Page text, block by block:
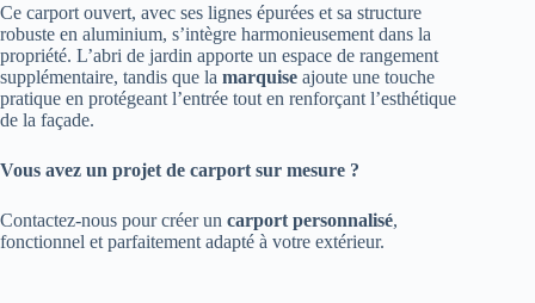
Ce carport ouvert, avec ses lignes épurées et sa structure
robuste en aluminium, s’intègre harmonieusement dans la
propriété. L’abri de jardin apporte un espace de rangement
supplémentaire, tandis que la marquise ajoute une touche
pratique en protégeant l’entrée tout en renforçant l’esthétique
de la façade.
Vous avez un projet de carport sur mesure ?
Contactez-nous pour créer un carport personnalisé,
fonctionnel et parfaitement adapté à votre extérieur.